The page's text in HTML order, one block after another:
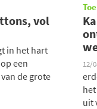
vol
in het hart
een
de grote
12/
uit